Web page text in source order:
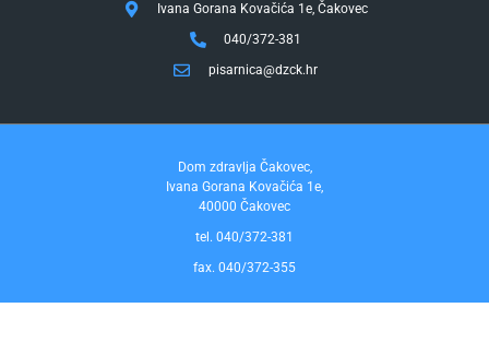
Ivana Gorana Kovačića 1e, Čakovec
040/372-381
pisarnica@dzck.hr
Dom zdravlja Čakovec,
Ivana Gorana Kovačića 1e,
40000 Čakovec
tel. 040/372-381
fax. 040/372-355